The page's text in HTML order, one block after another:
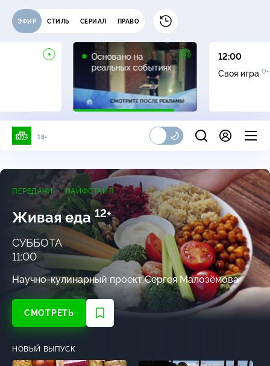
ЭФИР СТИЛЬ СЕРИАЛ ПРАВО
Основано на
реальных событиях
16+
12:00
Своя игра 0+
18+
ПЕРЕДАЧИ ЛАЙФСТАЙЛ
Живая еда12+
СУББОТА
11:00
Научно-кулинарный проект Сергея Малозёмова
СМОТРЕТЬ
НОВЫЙ ВЫПУСК